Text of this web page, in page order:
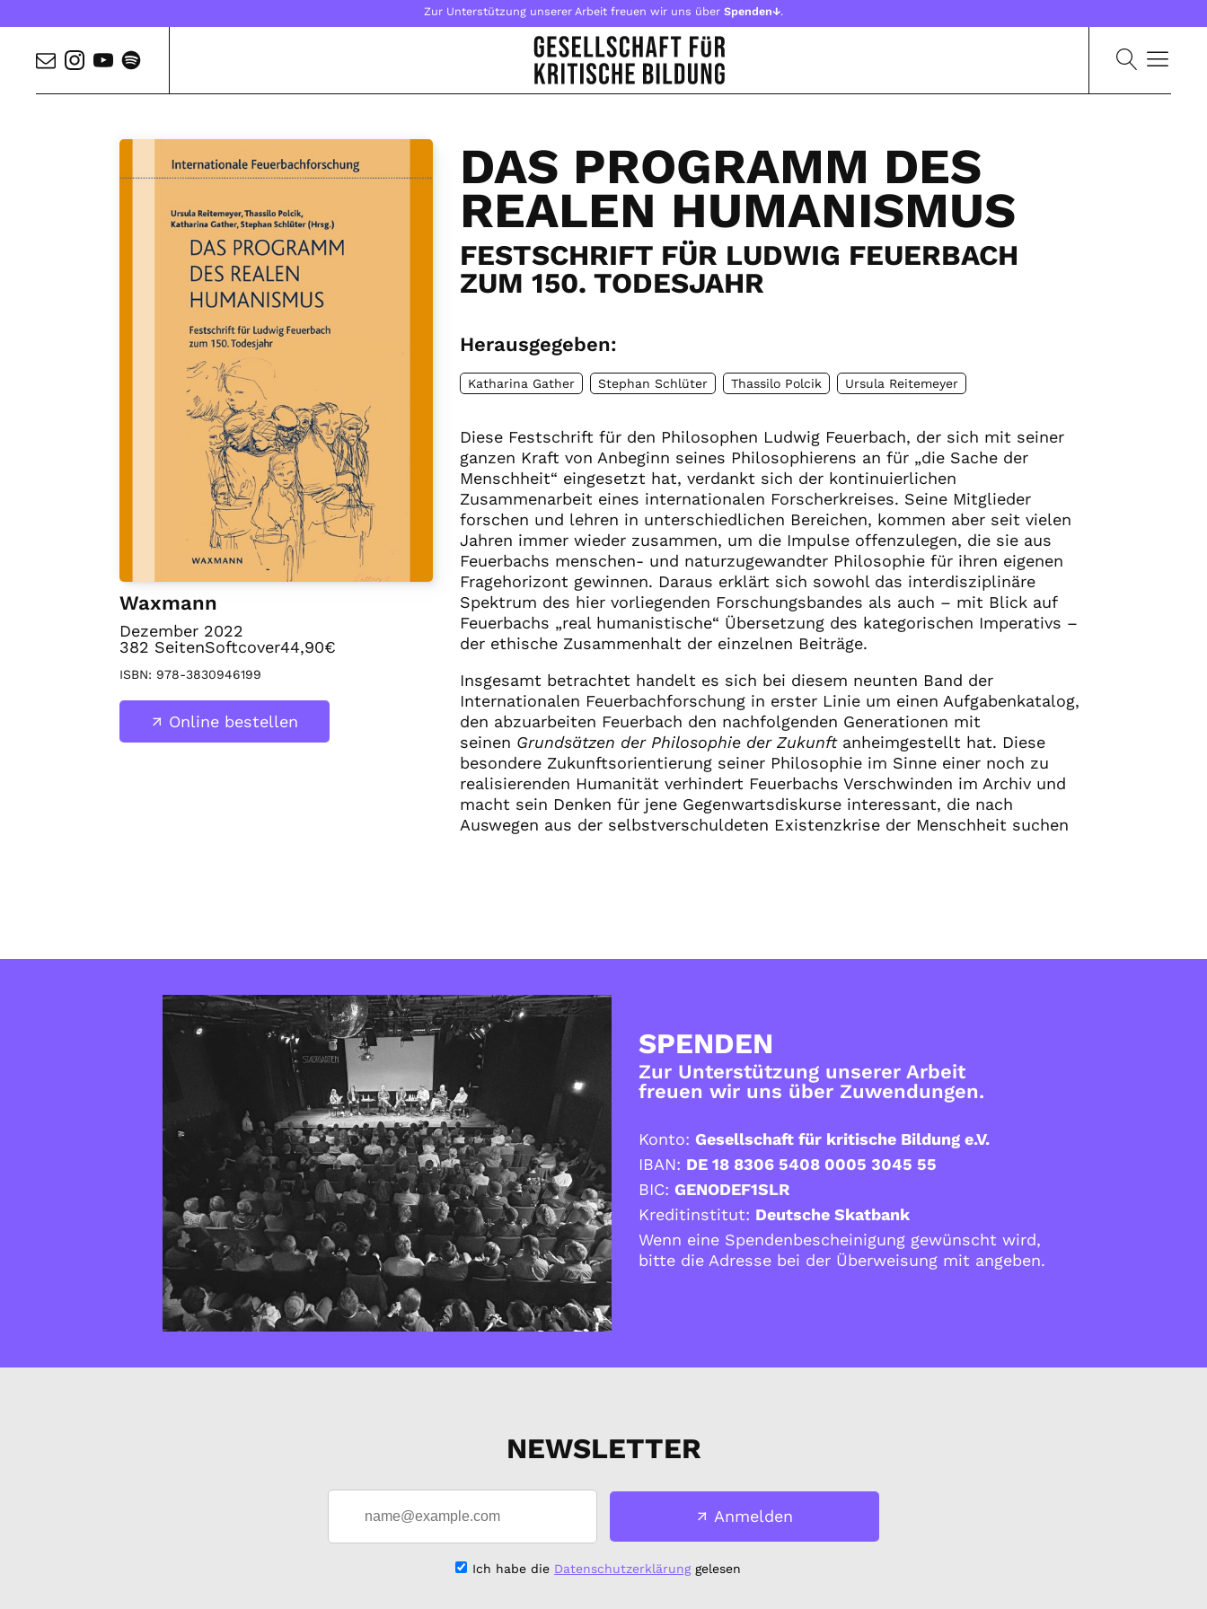
Zur Unterstützung unserer Arbeit freuen wir uns über Spenden↓.
DAS PROGRAMM DES
REALEN HUMANISMUS
FESTSCHRIFT FÜR LUDWIG FEUERBACH
ZUM 150. TODESJAHR
Herausgegeben:
Katharina Gather Stephan Schlüter Thassilo Polcik Ursula Reitemeyer
Diese Festschrift für den Philosophen Ludwig Feuerbach, der sich mit seiner
ganzen Kraft von Anbeginn seines Philosophierens an für „die Sache der
Menschheit“ eingesetzt hat, verdankt sich der kontinuierlichen
Zusammenarbeit eines internationalen Forscherkreises. Seine Mitglieder
forschen und lehren in unterschiedlichen Bereichen, kommen aber seit vielen
Jahren immer wieder zusammen, um die Impulse offenzulegen, die sie aus
Feuerbachs menschen- und naturzugewandter Philosophie für ihren eigenen
Fragehorizont gewinnen. Daraus erklärt sich sowohl das interdisziplinäre
Spektrum des hier vorliegenden Forschungsbandes als auch – mit Blick auf
Feuerbachs „real humanistische“ Übersetzung des kategorischen Imperativs –
der ethische Zusammenhalt der einzelnen Beiträge.
Insgesamt betrachtet handelt es sich bei diesem neunten Band der
Internationalen Feuerbachforschung in erster Linie um einen Aufgabenkatalog,
den abzuarbeiten Feuerbach den nachfolgenden Generationen mit
seinen Grundsätzen der Philosophie der Zukunftanheimgestellt hat. Diese
besondere Zukunftsorientierung seiner Philosophie im Sinne einer noch zu
realisierenden Humanität verhindert Feuerbachs Verschwinden im Archiv und
macht sein Denken für jene Gegenwartsdiskurse interessant, die nach
Auswegen aus der selbstverschuldeten Existenzkrise der Menschheit suchen
Waxmann
Dezember 2022
382 SeitenSoftcover44,90€
ISBN: 978-3830946199
Online bestellen
SPENDEN
Zur Unterstützung unserer Arbeit
freuen wir uns über Zuwendungen.
Konto: Gesellschaft für kritische Bildung e.V.
IBAN: DE 18 8306 5408 0005 3045 55
BIC: GENODEF1SLR
Kreditinstitut: Deutsche Skatbank
Wenn eine Spendenbescheinigung gewünscht wird,
bitte die Adresse bei der Überweisung mit angeben.
NEWSLETTER
Anmelden
Ich habe die Datenschutzerklärunggelesen